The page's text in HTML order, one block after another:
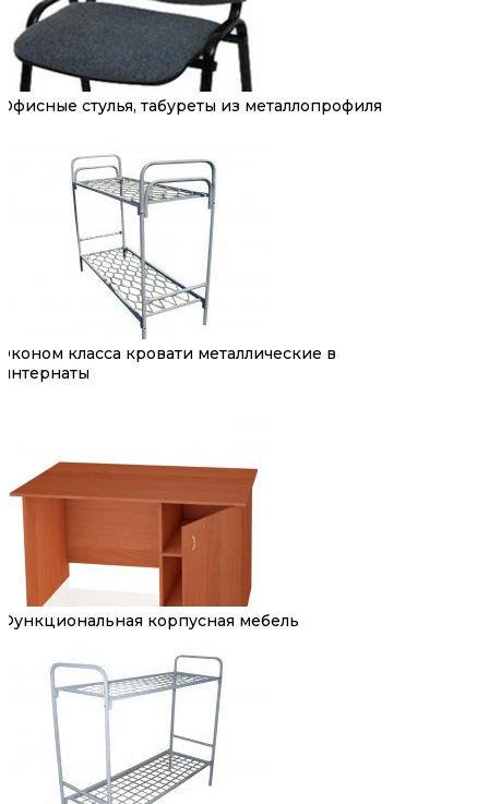
Офисные стулья, табуреты из металлопрофиля
Эконом класса кровати металлические в
интернаты
Функциональная корпусная мебель